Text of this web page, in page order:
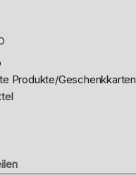
Produkte/Geschenkkarten